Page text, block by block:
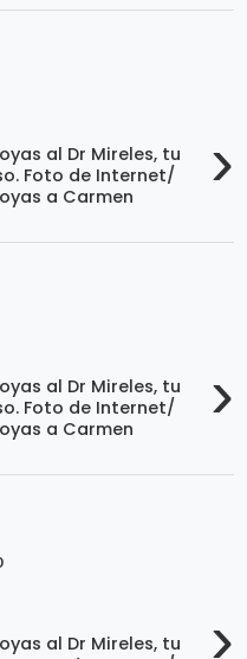
›
al Dr Mireles, tu
Foto de Internet/
a Carmen
›
al Dr Mireles, tu
Foto de Internet/
a Carmen
›
al Dr Mireles, tu